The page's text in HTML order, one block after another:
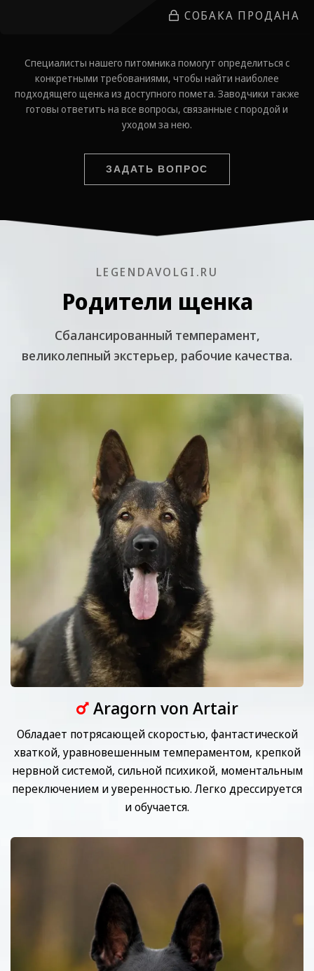
СОБАКА ПРОДАНА
Специалисты нашего питомника помогут определиться с
конкретными требованиями, чтобы найти наиболее
подходящего щенка из доступного помета. Заводчики также
готовы ответить на все вопросы, связанные с породой и
уходом за нею.
ЗАДАТЬ ВОПРОС
LEGENDAVOLGI.RU
Родители щенка
Cбалансированный темперамент,
великолепный экстерьер, рабочие качества.
Aragorn von Artair
Обладает потрясающей скоростью, фантастической
хваткой, уравновешенным темпераментом, крепкой
нервной системой, сильной психикой, моментальным
переключением и уверенностью. Легко дрессируется
и обучается.